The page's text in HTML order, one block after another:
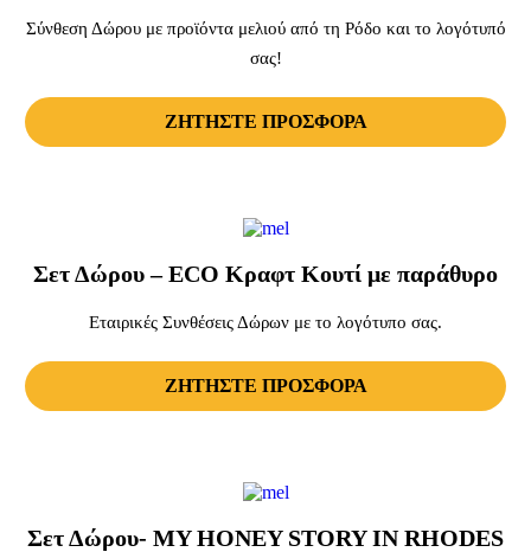
Σύνθεση Δώρου με προϊόντα μελιού από τη Ρόδο και το λογότυπό
σας!
ΖΗΤΗΣΤΕ ΠΡΟΣΦΟΡΑ
Σετ Δώρου – ECO Κραφτ Κουτί με παράθυρο
Εταιρικές Συνθέσεις Δώρων με το λογότυπο σας.
ΖΗΤΗΣΤΕ ΠΡΟΣΦΟΡΑ
Σετ Δώρου- MY HONEY STORY IN RHODES